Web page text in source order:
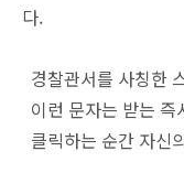
다.
경찰관서를 사칭한
이런 문자는 받는
클릭하는 순간 자신